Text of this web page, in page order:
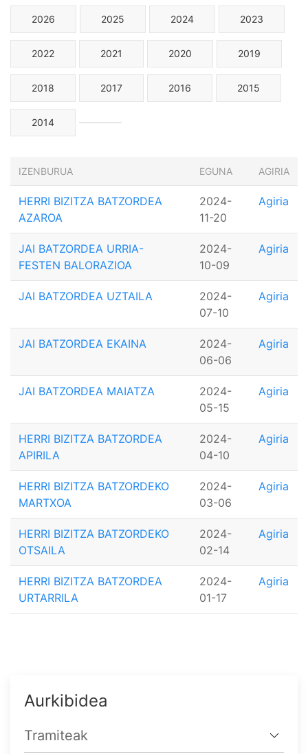
2026 2025 2024 2023
2022 2021 2020 2019
2018 2017 2016 2015
2014
IZENBURUA EGUNA AGIRIA
HERRI BIZITZA BATZORDEA
AZAROA
2024-
11-20
Agiria
JAI BATZORDEA URRIA-
FESTEN BALORAZIOA
2024-
10-09
Agiria
JAI BATZORDEA UZTAILA
2024-
07-10
Agiria
JAI BATZORDEA EKAINA
2024-
06-06
Agiria
JAI BATZORDEA MAIATZA
2024-
05-15
Agiria
HERRI BIZITZA BATZORDEA
APIRILA
2024-
04-10
Agiria
HERRI BIZITZA BATZORDEKO
MARTXOA
2024-
03-06
Agiria
HERRI BIZITZA BATZORDEKO
OTSAILA
2024-
02-14
Agiria
HERRI BIZITZA BATZORDEA
URTARRILA
2024-
01-17
Agiria
Aurkibidea
Tramiteak